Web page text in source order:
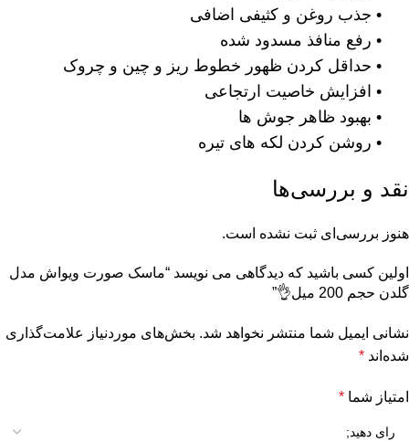
• جذب روغن و کثیفی اضافی
• رفع منافذ مسدود شده
• حداقل کردن ظهور خطوط ریز و چین و چروک
• افزایش خاصیت ارتجاعی
• بهبود ظاهر جوش ها
• روشن کردن لکه های تیره
نقد و بررسی‌ها
هنوز بررسی‌ای ثبت نشده است.
اولین کسی باشید که دیدگاهی می نویسد “ماسک صورت ویواش مدل
گلدن حجم 200 میل👌”
نشانی ایمیل شما منتشر نخواهد شد. بخش‌های موردنیاز علامت‌گذاری
شده‌اند *
امتیاز شما *